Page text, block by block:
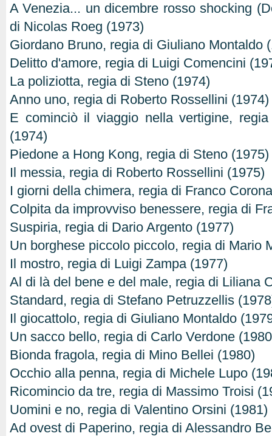
A Venezia... un dicembre rosso shocking
di Nicolas Roeg (1973)
Giordano Bruno, regia di Giuliano Montaldo
Delitto d'amore, regia di Luigi Comencini
La poliziotta, regia di Steno (1974)
Anno uno, regia di Roberto Rossellini (1974)
E cominciò il viaggio nella vertigine,
(1974)
Piedone a Hong Kong, regia di Steno (1975)
Il messia, regia di Roberto Rossellini (1975)
I giorni della chimera, regia di Franco
Colpita da improvviso benessere, regia di
Suspiria, regia di Dario Argento (1977)
Un borghese piccolo piccolo, regia di Mario
Il mostro, regia di Luigi Zampa (1977)
Al di là del bene e del male, regia di Liliana
Standard, regia di Stefano Petruzzellis
Il giocattolo, regia di Giuliano Montaldo
Un sacco bello, regia di Carlo Verdone
Bionda fragola, regia di Mino Bellei (1980)
Occhio alla penna, regia di Michele Lupo
Ricomincio da tre, regia di Massimo Troisi
Uomini e no, regia di Valentino Orsini (1981)
Ad ovest di Paperino, regia di Alessandro